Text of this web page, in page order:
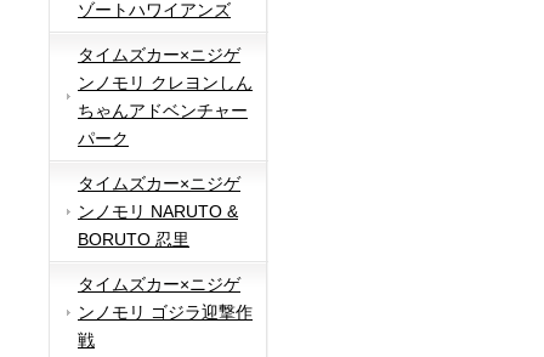
ゾートハワイアンズ
タイムズカー×ニジゲ
ンノモリ クレヨンしん
ちゃんアドベンチャー
パーク
タイムズカー×ニジゲ
ンノモリ NARUTO &
BORUTO 忍里
タイムズカー×ニジゲ
ンノモリ ゴジラ迎撃作
戦